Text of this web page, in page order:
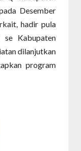
Desember
hadir pula
se Kabupaten
dilanjutkan
program